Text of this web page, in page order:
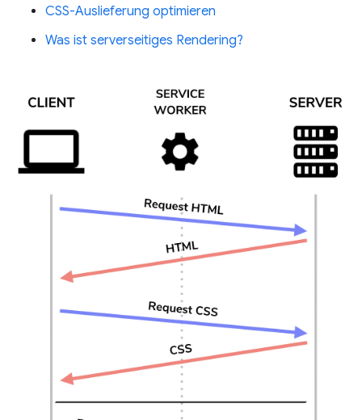
CSS-Auslieferung optimieren
Was ist serverseitiges Rendering?